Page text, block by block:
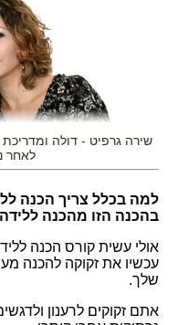
שירה גרפיט - דולה
לאחר
למה בכלל צריך הכנה
בהכנה הזו מהכנה
אולי עשית קורס הכנה
עכשיו את זקוקה להכנה
שלך.
אתם זקוקים לרענון